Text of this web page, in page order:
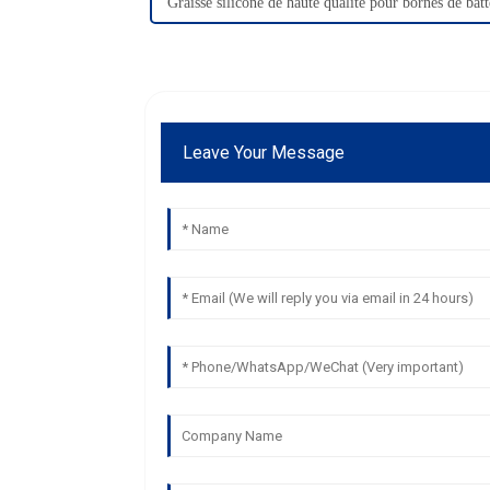
Leave Your Message